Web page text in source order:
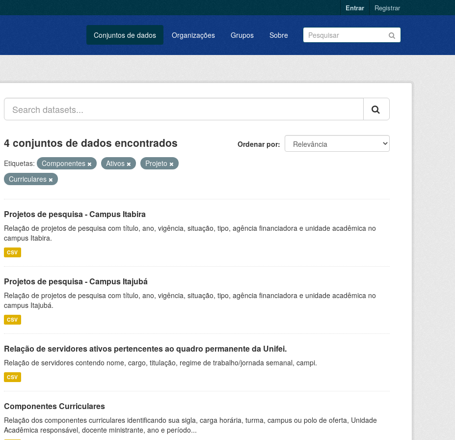
Entrar Registrar
Conjuntos de dados Organizações Grupos Sobre
Ordenar por
4 conjuntos de dados encontrados
Etiquetas: Componentes Ativos
Projeto
Curriculares
Projetos de pesquisa - Campus Itabira
Relação de projetos de pesquisa com título, ano, vigência, situação, tipo, agência financiadora e unidade acadêmica no
campus Itabira.
CSV
Projetos de pesquisa - Campus Itajubá
Relação de projetos de pesquisa com título, ano, vigência, situação, tipo, agência financiadora e unidade acadêmica no
campus Itajubá.
CSV
Relação de servidores ativos pertencentes ao quadro permanente da Unifei.
Relação de servidores contendo nome, cargo, titulação, regime de trabalho/jornada semanal, campi.
CSV
Componentes Curriculares
Relação dos componentes curriculares identificando sua sigla, carga horária, turma, campus ou polo de oferta, Unidade
Acadêmica responsável, docente ministrante, ano e período...